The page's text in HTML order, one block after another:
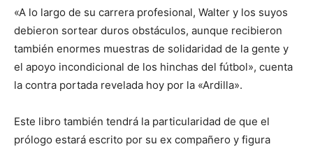
«A lo largo de su carrera profesional, Walter y los suyos
debieron sortear duros obstáculos, aunque recibieron
también enormes muestras de solidaridad de la gente y
el apoyo incondicional de los hinchas del fútbol», cuenta
la contra portada revelada hoy por la «Ardilla».
Este libro también tendrá la particularidad de que el
prólogo estará escrito por su ex compañero y figura